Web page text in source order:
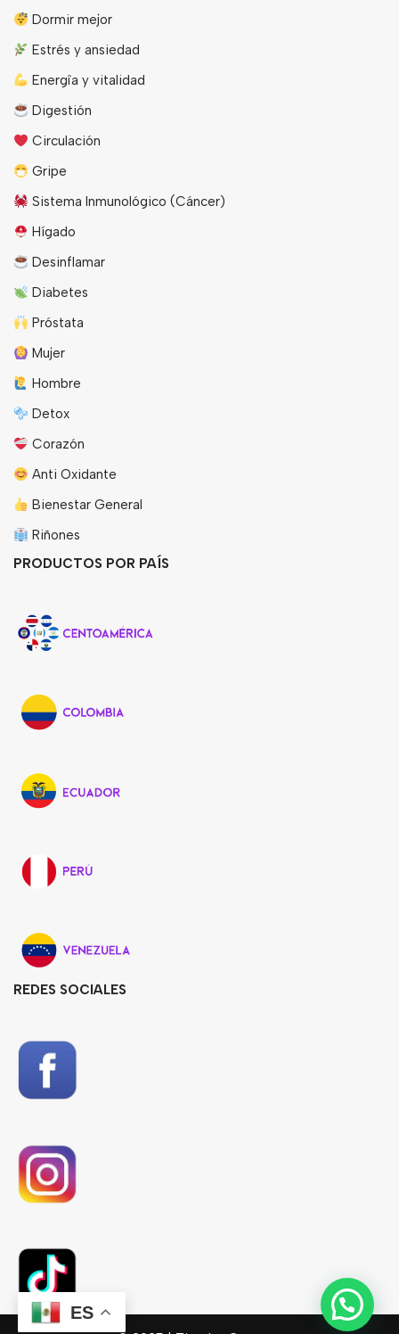
Dormir mejor
Estrés y ansiedad
Energîa y vitalidad
Digestión
Circulación
Gripe
Sistema Inmunológico (Cáncer)
Hígado
Desinflamar
Diabetes
Próstata
Mujer
Hombre
Detox
Corazón
Anti Oxidante
Bienestar General
Riñones
PRODUCTOS POR PAÍS
REDES SOCIALES
ES